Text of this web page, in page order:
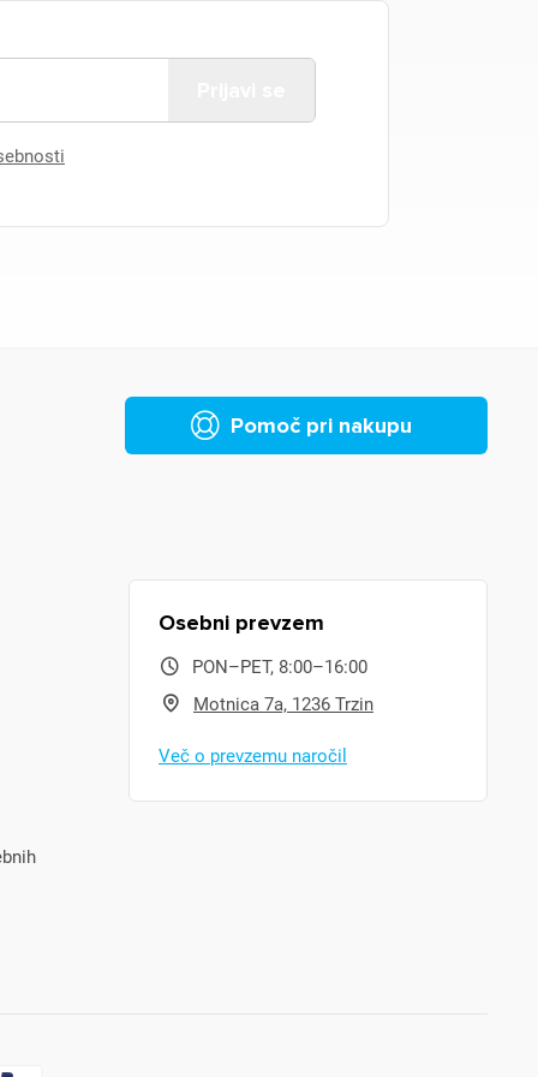
Pomoč pri nakupu
Osebni prevzem
PON–PET, 8:00–16:00
Motnica 7a, 1236 Trzin
Več o prevzemu naročil